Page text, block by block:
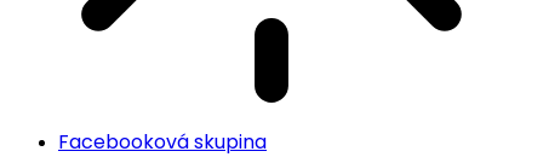
Facebooková skupina